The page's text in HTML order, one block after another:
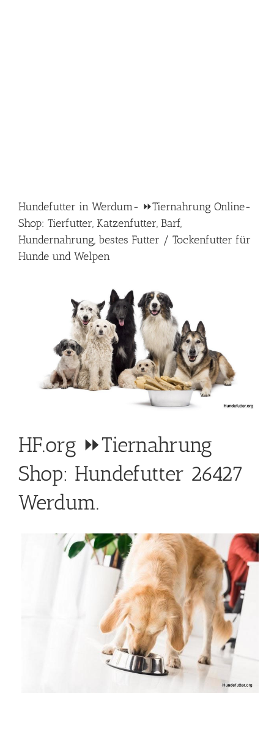
Hundefutter in Werdum- ⏩Tiernahrung Online-
Shop: Tierfutter, Katzenfutter, Barf,
Hundernahrung, bestes Futter / Tockenfutter für
Hunde und Welpen
HF.org ⏩Tiernahrung
Shop: Hundefutter 26427
Werdum.